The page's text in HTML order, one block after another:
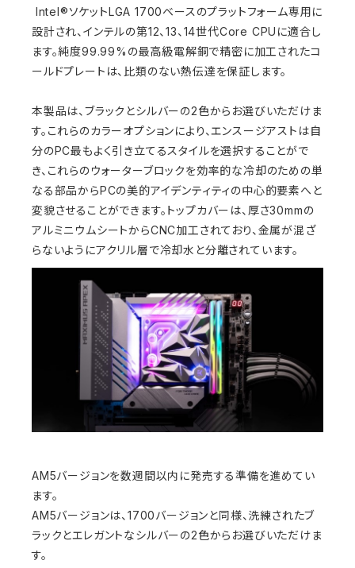
Intel®ソケットLGA 1700ベースのプラットフォーム専用に
設計され、インテルの第12、13、14世代Core CPUに適合し
ます。純度99.99%の最高級電解銅で精密に加工されたコ
ールドプレートは、比類のない熱伝達を保証します。
本製品は、ブラックとシルバーの2色からお選びいただけま
す。これらのカラーオプションにより、エンスージアストは自
分のPC最もよく引き立てるスタイルを選択することがで
き、これらのウォーターブロックを効率的な冷却のための単
なる部品からPCの美的アイデンティティの中心的要素へと
変貌させることができます。トップカバーは、厚さ30mmの
アルミニウムシートからCNC加工されており、金属が混ざ
らないようにアクリル層で冷却水と分離されています。
AM5バージョンを数週間以内に発売する準備を進めてい
ます。
AM5バージョンは、1700バージョンと同様、洗練されたブ
ラックとエレガントなシルバーの2色からお選びいただけま
す。